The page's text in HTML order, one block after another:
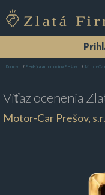
Domov Predajca automobilov Prešov Motor-
Víťaz ocenenia
Motor-Car Prešov,